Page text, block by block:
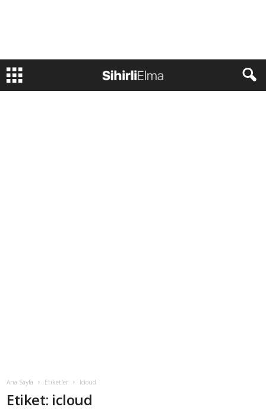
Ana Sayfa Etiketler Icloud
Etiket: icloud